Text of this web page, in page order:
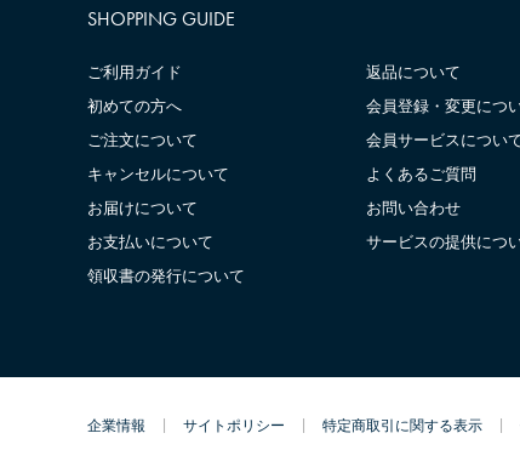
SHOPPING GUIDE
ご利用ガイド
初めての方へ
ご注文について
キャンセルについて
お届けについて
お支払いについて
領収書の発行について
返品について
会員登録・変更につ
会員サービスについ
よくあるご質問
お問い合わせ
サービスの提供につ
企業情報 サイトポリシー 特定商取引に関する表示